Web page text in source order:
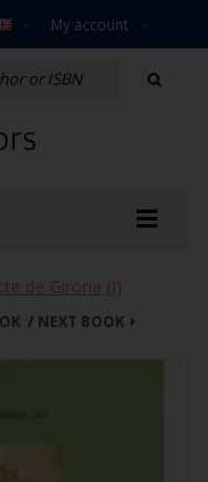
My account
de Girona (I)
NEXT BOOK
/